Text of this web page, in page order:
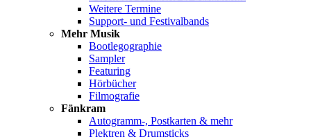
Weitere Termine
Support- und Festivalbands
Mehr Musik
Bootlegographie
Sampler
Featuring
Hörbücher
Filmografie
Fänkram
Autogramm-, Postkarten & mehr
Plektren & Drumsticks